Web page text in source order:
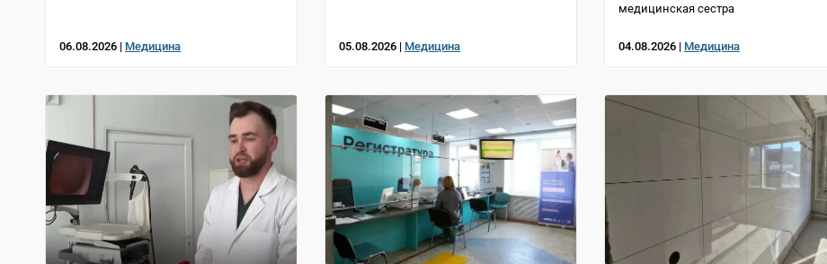
06.08.2026 | Медицина 05.08.2026 | Медицина
медицинская сестра
04.08.2026 | Медицина